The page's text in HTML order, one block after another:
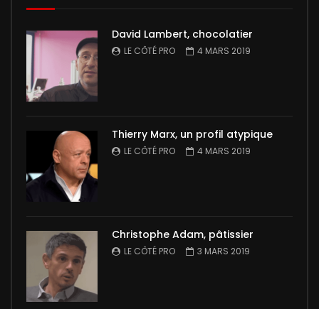
David Lambert, chocolatier
LE CÔTÉ PRO 4 MARS 2019
Thierry Marx, un profil atypique
LE CÔTÉ PRO 4 MARS 2019
Christophe Adam, pâtissier
LE CÔTÉ PRO 3 MARS 2019